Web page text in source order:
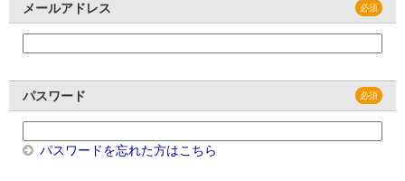
メールアドレス
パスワード
パスワードを忘れた方はこちら